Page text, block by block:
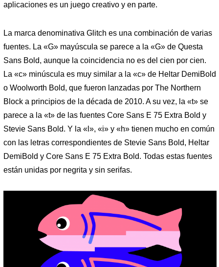
aplicaciones es un juego creativo y en parte.
La marca denominativa Glitch es una combinación de varias
fuentes. La «G» mayúscula se parece a la «G» de Questa
Sans Bold, aunque la coincidencia no es del cien por cien.
La «c» minúscula es muy similar a la «c» de Heltar DemiBold
o Woolworth Bold, que fueron lanzadas por The Northern
Block a principios de la década de 2010. A su vez, la «t» se
parece a la «t» de las fuentes Core Sans E 75 Extra Bold y
Stevie Sans Bold. Y la «l», «i» y «h» tienen mucho en común
con las letras correspondientes de Stevie Sans Bold, Heltar
DemiBold y Core Sans E 75 Extra Bold. Todas estas fuentes
están unidas por negrita y sin serifas.